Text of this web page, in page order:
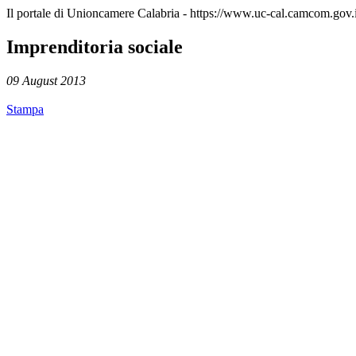
Il portale di Unioncamere Calabria - https://www.uc-
Imprenditoria sociale
09 August 2013
Stampa